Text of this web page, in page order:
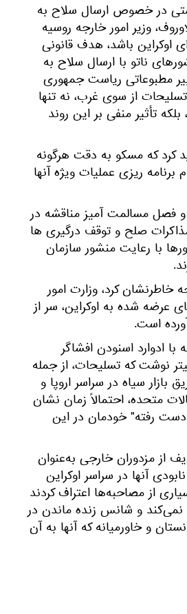
در خصوص ارسال سلاح به
وزیر امور خارجه روسیه
اوکراین باشد، هدف قانونی
ناتو با ارسال سلاح به
مطبوعاتی ریاست جمهوری
از سوی غرب، نه تنها
تأثیر منفی بر این روند
که مسکو به دقت هرگونه
ریزی عملیات ویژه آنها
ماده ای برای حل و فصل مسالمت آمیز مناقشه در
صلح و توقف درگیری ها
با رعایت منشور سازمان
خاطرنشان کرد، وزارت امور
عرضه شده به اوکراین، سر از
است.
با ادوارد اسنودن افشاگر
نوشت که تسلیحات، از جمله
بازار سیاه در سراسر اروپا و
متحده، احتمالاً زمان نشان
دست رفته" خودمان در این
از مزدوران خارجی به‌عنوان
آنها در سراسر اوکراین
از مصاحبه‌ها اعتراف کردند
و شانس زنده ماندن در
و خاورمیانه که آنها به آن